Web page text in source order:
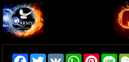
FacebookTwitterVK WhatsAppPinterest
Line